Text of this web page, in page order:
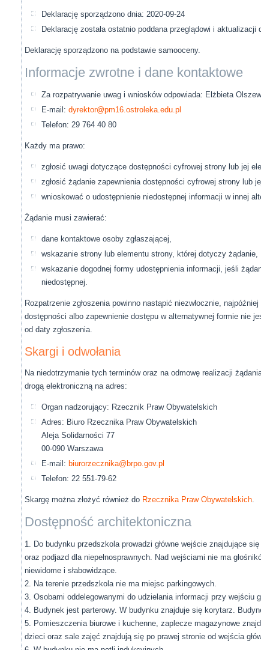
Deklarację sporządzono dnia: 2020-09-24
Deklarację została ostatnio poddana przeglądowi i aktualizacji
Deklarację sporządzono na podstawie samooceny.
Informacje zwrotne i dane kontaktowe
Za rozpatrywanie uwag i wniosków odpowiada: Elżbieta
E-mail: dyrektor@pm16.ostroleka.edu.pl
Telefon: 29 764 40 80
Każdy ma prawo:
zgłosić uwagi dotyczące dostępności cyfrowej strony lub jej
zgłosić żądanie zapewnienia dostępności cyfrowej strony lub
wnioskować o udostępnienie niedostępnej informacji w innej
Żądanie musi zawierać:
dane kontaktowe osoby zgłaszającej,
wskazanie strony lub elementu strony, której dotyczy żądanie,
wskazanie dogodnej formy udostępnienia informacji, jeśli
niedostępnej.
Rozpatrzenie zgłoszenia powinno nastąpić niezwłocznie,
dostępności albo zapewnienie dostępu w alternatywnej formie nie
od daty zgłoszenia.
Skargi i odwołania
Na niedotrzymanie tych terminów oraz na odmowę realizacji
drogą elektroniczną na adres:
Organ nadzorujący: Rzecznik Praw Obywatelskich
Adres: Biuro Rzecznika Praw Obywatelskich
Aleja Solidarności 77
00-090 Warszawa
E-mail: biurorzecznika@brpo.gov.pl
Telefon: 22 551-79-62
Skargę można złożyć również do Rzecznika Praw Obywatelskich.
Dostępność architektoniczna
1. Do budynku przedszkola prowadzi główne wejście znajdujące
oraz podjazd dla niepełnosprawnych. Nad wejściami nie ma
niewidome i słabowidzące.
2. Na terenie przedszkola nie ma miejsc parkingowych.
3. Osobami oddelegowanymi do udzielania informacji przy wejściu
4. Budynek jest parterowy. W budynku znajduje się korytarz.
5. Pomieszczenia biurowe i kuchenne, zaplecze magazynowe
dzieci oraz sale zajęć znajdują się po prawej stronie od wejścia